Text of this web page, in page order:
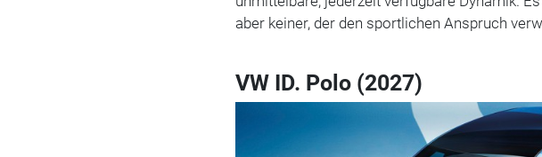
aber keiner, der den sportlichen Anspruch
VW ID. Polo (2027)